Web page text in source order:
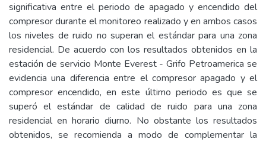
significativa entre el periodo de apagado y encendido del
compresor durante el monitoreo realizado y en ambos casos
los niveles de ruido no superan el estándar para una zona
residencial. De acuerdo con los resultados obtenidos en la
estación de servicio Monte Everest - Grifo Petroamerica se
evidencia una diferencia entre el compresor apagado y el
compresor encendido, en este último periodo es que se
superó el estándar de calidad de ruido para una zona
residencial en horario diurno. No obstante los resultados
obtenidos, se recomienda a modo de complementar la